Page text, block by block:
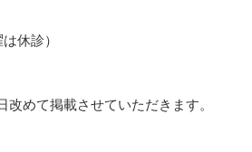
休診）
改めて掲載させていただきます。